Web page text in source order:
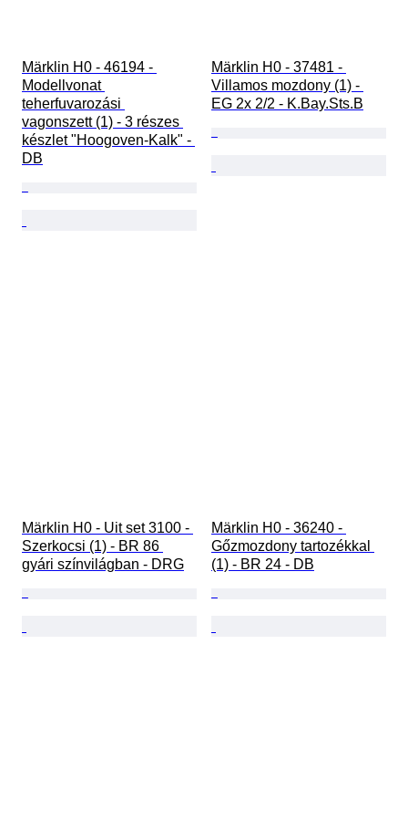
Märklin H0 - 46194 -
Modellvonat
teherfuvarozási
vagonszett (1) - 3 részes
készlet "Hoogoven-Kalk" -
DB
Märklin H0 - 37481 -
Villamos mozdony (1) -
EG 2x 2/2 - K.Bay.Sts.B
Märklin H0 - Uit set 3100 -
Szerkocsi (1) - BR 86
gyári színvilágban - DRG
Märklin H0 - 36240 -
Gőzmozdony tartozékkal
(1) - BR 24 - DB